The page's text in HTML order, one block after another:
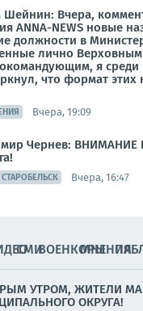
Шейнин: Вчера,
ANNA-NEWS новые
должности в
лично Верховным
я среди
что формат этих
Вчера, 19:09
Чернев: ВНИМАНИЕ
СТАРОБЕЛЬСК Вчера, 16:47
СМИВОЕНКОРЫМНЕНИЯ
УТРОМ, ЖИТЕЛИ
ОКРУГА!